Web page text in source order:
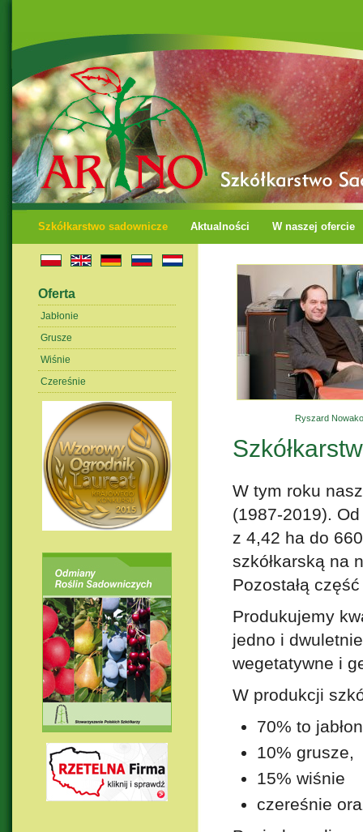
Szkółkarstwo sadownicze Aktualności W naszej ofercie
Oferta
Jabłonie
Grusze
Wiśnie
Czereśnie
Ryszard
W tym roku
(1987-2019).
z 4,42 ha do
szkółkarską na
Pozostałą
Produkujemy
jedno i
wegetatywne i
W produkcji
70% to
10% grusze,
15% wiśnie
czereśnie